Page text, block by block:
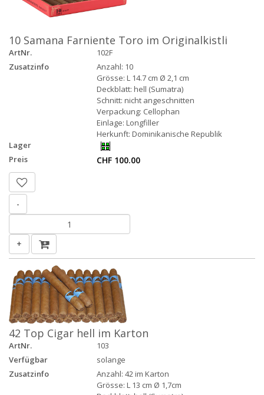
10 Samana Farniente Toro im Originalkistli
ArtNr.
102F
Zusatzinfo
Anzahl: 10
Grösse: L 14.7 cm Ø 2,1 cm
Deckblatt: hell (Sumatra)
Schnitt: nicht angeschnitten
Verpackung: Cellophan
Einlage: Longfiller
Herkunft: Dominikanische Republik
Lager
Preis
CHF 100.00
-
+
42 Top Cigar hell im Karton
ArtNr.
103
Verfügbar
solange
Zusatzinfo
Anzahl: 42 im Karton
Grösse: L 13 cm Ø 1,7cm